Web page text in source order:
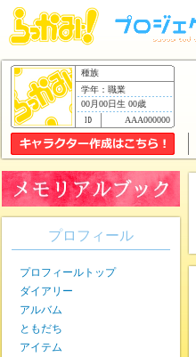
種族
学年：職業
00月00日生 00歳
AAA000000
プロフィール
プロフィールトップ
ダイアリー
アルバム
ともだち
アイテム